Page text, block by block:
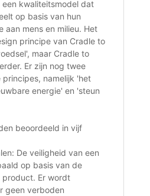
een kwaliteitsmodel dat
op basis van hun
aan mens en milieu. Het
principe van Cradle to
maar Cradle to
Er zijn nog twee
namelijk 'het
energie' en 'steun
beoordeeld in vijf
De veiligheid van een
op basis van de
product. Er wordt
geen verboden